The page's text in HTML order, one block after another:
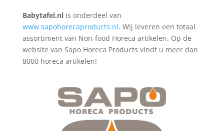
Babytafel.nlis onderdeel van
www.sapohorecaproducts.nl. Wij leveren een totaal
assortiment van Non-food Horeca artikelen. Op de
website van Sapo Horeca Products vindt u meer dan
8000 horeca artikelen!